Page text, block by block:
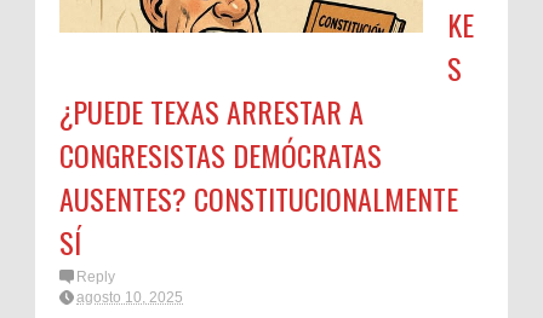
KE
S
¿PUEDE TEXAS ARRESTAR A
CONGRESISTAS DEMÓCRATAS
AUSENTES? CONSTITUCIONALMENTE
SÍ
Reply
agosto 10, 2025